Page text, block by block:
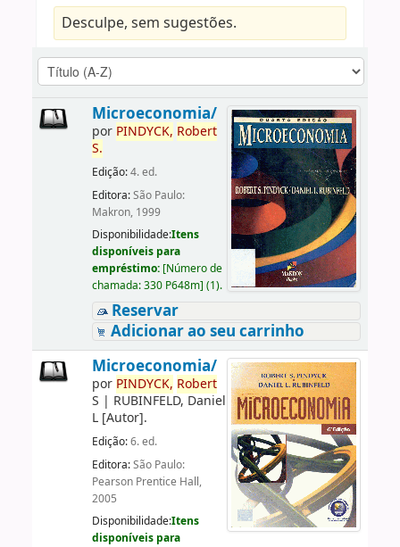
Desculpe, sem sugestões.
Microeconomia/
por PINDYCK, Robert
S.
Edição:4. ed.
Editora:São Paulo:
Makron, 1999
Disponibilidade:Itens
disponíveis para
empréstimo: [Número de
chamada:330 P648m] (1).
Reservar
Adicionar ao seu carrinho
Microeconomia/
por PINDYCK, Robert
S | RUBINFELD, Daniel
L[Autor].
Edição:6. ed.
Editora:São Paulo:
Pearson Prentice Hall,
2005
Disponibilidade:Itens
disponíveis para